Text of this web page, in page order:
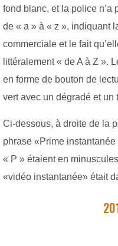
fond blanc, et la police n’a
de « a » à « z », indiquant
commerciale et le fait
littéralement « de A à Z ».
en forme de bouton de
vert avec un dégradé et un
Ci-dessous, à droite de la
phrase «Prime
« P » étaient en
«vidéo instantanée» était